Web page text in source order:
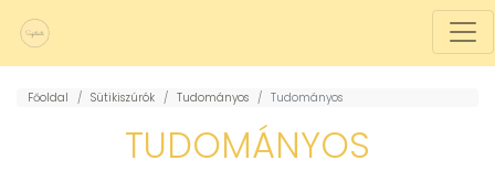
Főoldal Sütikiszúrók Tudományos Tudományos
TUDOMÁNYOS